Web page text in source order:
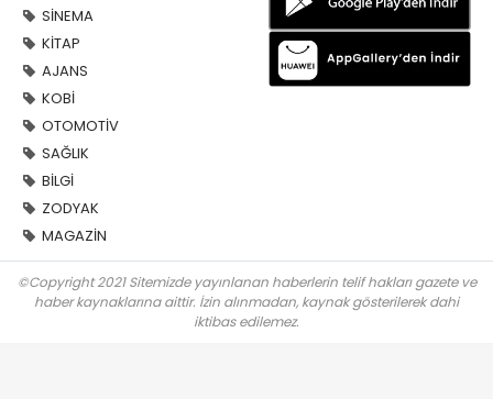
SİNEMA
KİTAP
AJANS
KOBİ
OTOMOTİV
SAĞLIK
BİLGİ
ZODYAK
MAGAZİN
©Copyright 2021 Sitemizde yayınlanan haberlerin telif hakları gazete ve
haber kaynaklarına aittir. İzin alınmadan, kaynak gösterilerek dahi
iktibas edilemez.